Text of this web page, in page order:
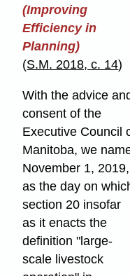
(Improving
Efficiency in
Planning)
(S.M. 2018, c. 14)
With the advice
consent of the
Executive Council
Manitoba, we
November 1, 2019,
as the day on
section 20 insofar
as it enacts the
definition "large-
scale livestock